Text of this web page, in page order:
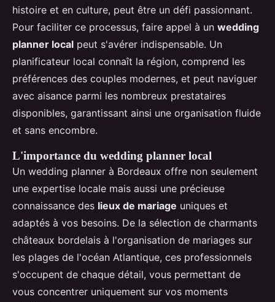
histoire et en culture, peut être un défi passionnant.
Pour faciliter ce processus, faire appel à un wedding
planner local peut s'avérer indispensable. Un
planificateur local connaît la région, comprend les
préférences des couples modernes, et peut naviguer
avec aisance parmi les nombreux prestataires
disponibles, garantissant ainsi une organisation fluide
et sans encombre.
L'importance du wedding planner local
Un wedding planner à Bordeaux offre non seulement
une expertise locale mais aussi une précieuse
connaissance des lieux de mariage uniques et
adaptés à vos besoins. De la sélection de charmants
châteaux bordelais à l'organisation de mariages sur
les plages de l'océan Atlantique, ces professionnels
s'occupent de chaque détail, vous permettant de
vous concentrer uniquement sur vos moments